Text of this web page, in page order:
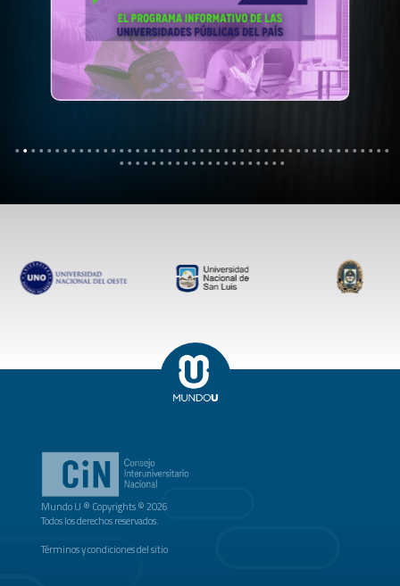
Mundo U ® Copyrights © 2026
Todos los derechos reservados.
Términos y condiciones del sitio